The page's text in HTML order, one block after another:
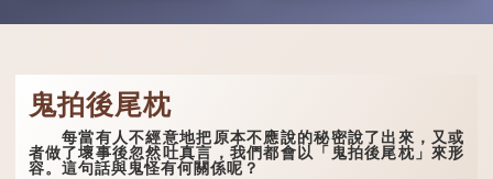
鬼拍後尾枕
每當有人不經意地把原本不應說的秘密說了出來，又或
者做了壞事後忽然吐真言，我們都會以「鬼拍後尾枕」來形
容。這句話與鬼怪有何關係呢？